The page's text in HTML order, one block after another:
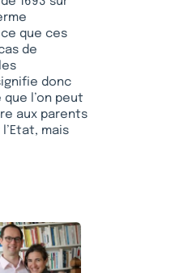
que ces
de
donc
l’on peut
aux parents
mais